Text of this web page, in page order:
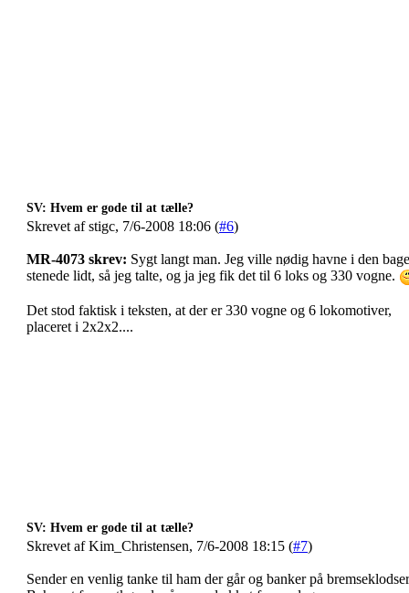
SV: Hvem er gode til at tælle?
Skrevet af stigc, 7/6-2008 18:06 (#6)
MR-4073 skrev: Sygt langt man. Jeg ville nødig havne i den
stenede lidt, så jeg talte, og ja jeg fik det til 6 loks og 330 vogne.
Det stod faktisk i teksten, at der er 330 vogne og 6 lokomotiver,
placeret i 2x2x2....
SV: Hvem er gode til at tælle?
Skrevet af Kim_Christensen, 7/6-2008 18:15 (#7)
Sender en venlig tanke til ham der går og banker på